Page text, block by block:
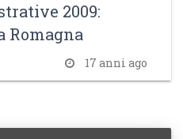
2009:
Romagna
17 anni ago